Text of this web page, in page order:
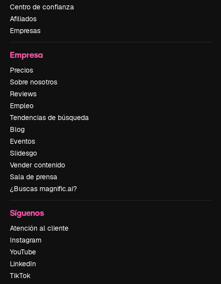
Centro de confianza
Afiliados
Empresas
Empresa
Precios
Sobre nosotros
Reviews
Empleo
Tendencias de búsqueda
Blog
Eventos
Slidesgo
Vender contenido
Sala de prensa
¿Buscas magnific.ai?
Síguenos
Atención al cliente
Instagram
YouTube
LinkedIn
TikTok